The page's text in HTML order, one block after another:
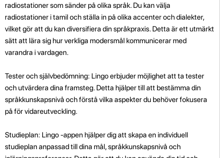
radiostationer som sänder på olika språk. Du kan välja
radiostationer i tamil och ställa in på olika accenter och dialekter,
vilket gör att du kan diversifiera din språkpraxis. Detta är ett utmärkt
sätt att lära sig hur verkliga modersmål kommunicerar med
varandra i vardagen.
Tester och självbedömning: Lingo erbjuder möjlighet att ta tester
och utvärdera dina framsteg. Detta hjälper till att bestämma din
språkkunskapsnivå och förstå vilka aspekter du behöver fokusera
på för vidareutveckling.
Studieplan: Lingo -appen hjälper dig att skapa en individuell
studieplan anpassad till dina mål, språkkunskapsnivå och